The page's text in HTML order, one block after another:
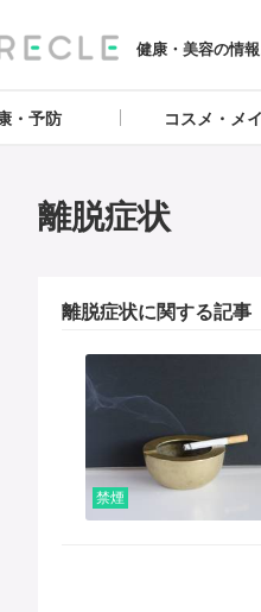
健康・美容の情
・予防 コスメ・メ
離脱症状
離脱症状に関する記事
禁煙